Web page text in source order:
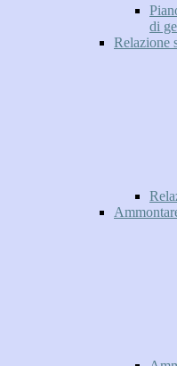
di
Relazione